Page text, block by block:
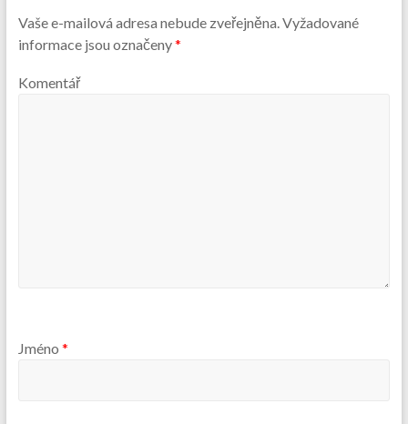
Vaše e-mailová adresa nebude zveřejněna.Vyžadované
informace jsou označeny*
Komentář
Jméno *